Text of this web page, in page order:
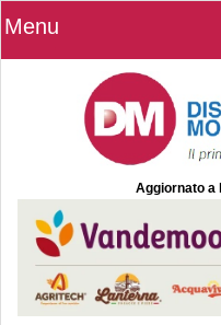
Menu
Aggiornato a